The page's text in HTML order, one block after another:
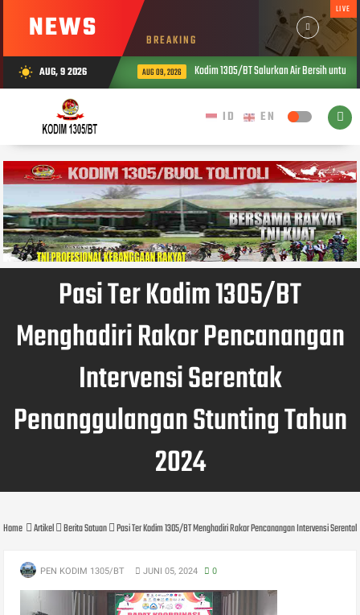
NEWS BREAKING
LIVE
wb_sunny AUG, 9 2026 AUG 09, 2026 Kodim 1305/BT Salurkan Air Bersih untuk
Pasi Ter Kodim 1305/BT
Menghadiri Rakor Pencanangan
Intervensi Serentak
Penanggulangan Stunting Tahun
2024
Home Artikel Berita Satuan Pasi Ter Kodim 1305/BT Menghadiri Rakor Pencanangan Intervensi
PEN KODIM 1305/BT JUNI 05, 2024 0